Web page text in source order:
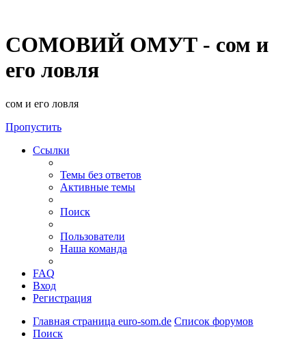
СОМОВИЙ ОМУТ - сом и
его ловля
сом и его ловля
Пропустить
Ссылки
Темы без ответов
Активные темы
Поиск
Пользователи
Наша команда
FAQ
Вход
Регистрация
Главная страница euro-som.de Список форумов
Поиск